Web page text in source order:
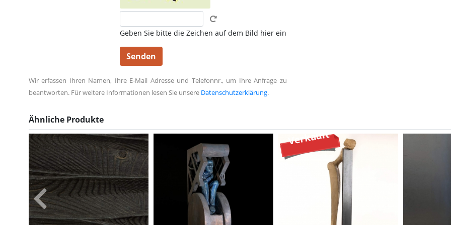
Geben Sie bitte die Zeichen auf dem Bild hier ein
Wir erfassen Ihren Namen, Ihre E-Mail Adresse und Telefonnr., um Ihre Anfrage zu
beantworten. Für weitere Informationen lesen Sie unsere Datenschutzerklärung.
Ähnliche Produkte
Verkauft